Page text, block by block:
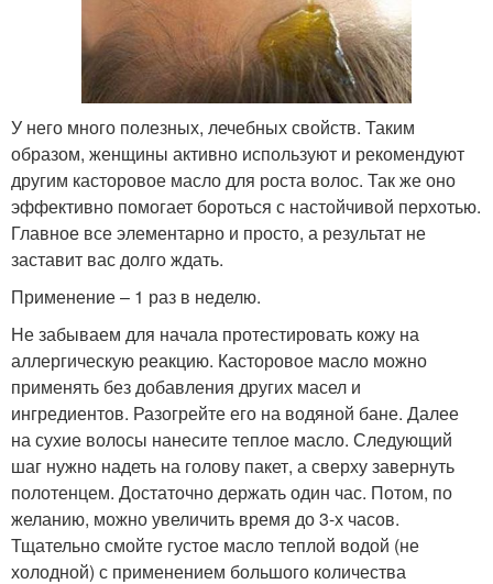
У него много полезных, лечебных свойств. Таким
образом, женщины активно используют и рекомендуют
другим касторовое масло для роста волос. Так же оно
эффективно помогает бороться с настойчивой перхотью.
Главное все элементарно и просто, а результат не
заставит вас долго ждать.
Применение – 1 раз в неделю.
Не забываем для начала протестировать кожу на
аллергическую реакцию. Касторовое масло можно
применять без добавления других масел и
ингредиентов. Разогрейте его на водяной бане. Далее
на сухие волосы нанесите теплое масло. Следующий
шаг нужно надеть на голову пакет, а сверху завернуть
полотенцем. Достаточно держать один час. Потом, по
желанию, можно увеличить время до 3-х часов.
Тщательно смойте густое масло теплой водой (не
холодной) с применением большого количества